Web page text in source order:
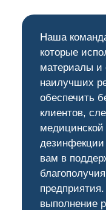
Наша
которые
материалы и
наилучших
обеспечить
клиентов,
дезинфекции
вам в
выполнение